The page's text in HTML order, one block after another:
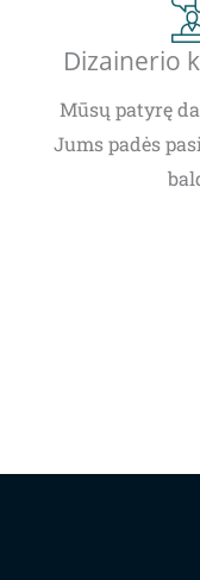
Dizainerio
Mūsų patyrę
Jums padės